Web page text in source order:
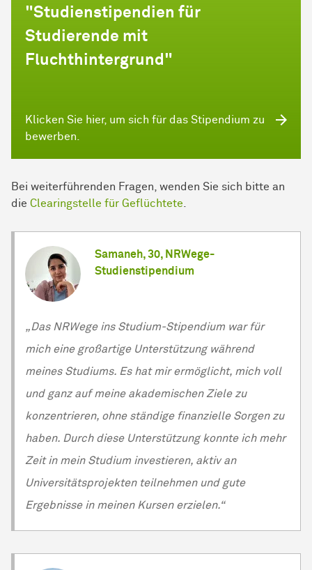
"Studienstipendien für
Studierende mit
Fluchthintergrund"
Klicken Sie hier, um sich für das Stipendium zu
bewerben.
Bei weiterführenden Fragen, wenden Sie sich bitte an
die Clearingstelle für Geflüchtete.
Samaneh, 30, NRWege-
Studienstipendium
„Das NRWege ins Studium-Stipendium war für
mich eine großartige Unterstützung während
meines Studiums. Es hat mir ermöglicht, mich voll
und ganz auf meine akademischen Ziele zu
konzentrieren, ohne ständige finanzielle Sorgen zu
haben. Durch diese Unterstützung konnte ich mehr
Zeit in mein Studium investieren, aktiv an
Universitätsprojekten teilnehmen und gute
Ergebnisse in meinen Kursen erzielen.“